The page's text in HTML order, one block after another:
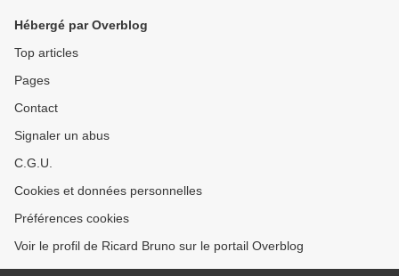
Hébergé par Overblog
Top articles
Pages
Contact
Signaler un abus
C.G.U.
Cookies et données personnelles
Préférences cookies
Voir le profil de Ricard Bruno sur le portail Overblog